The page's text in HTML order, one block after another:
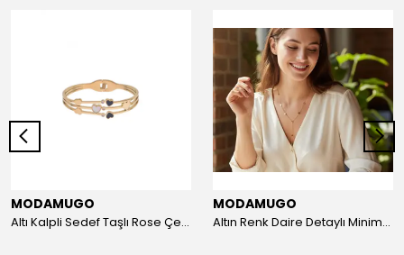
MODAMUGO
Altı Kalpli Sedef Taşlı Rose Çelik Kelepçe Bileklik
MODAMUGO
Altın Renk Daire Detaylı Minimal Y Çelik Kolye